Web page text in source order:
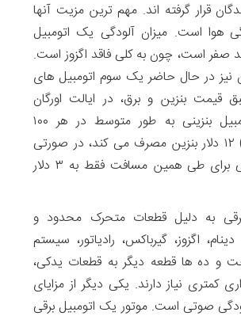
قرار گرفته اند. مهم ترین مزیت آنها
هوا است. میزان آلودگی یک اتومبیل
صفر است، چون به کلی فاقد اگزوز است.
در حال حاضر یک سوم اتومبیل های
قیمت بنزین و برق، در ایالت اورگان
آمریکا، یک اتومبیل بنزینی به طور متوسط در هر ۱۰۰
مایل(۱۶۰کیلومتر) ۱۲ دلار بنزین مصرف می کند، در صورتی
یک اتومبیل برقی برای طی همین مسافت فقط به ۳ دلار
به دلیل قطعات متحرک محدود و
اگزوز، گیرباکس، رادیاتور، سیستم
و ده ها قطعه دیگر به قطعات یدکی،
کمتری نیاز دارند. یکی دیگر از مزایای
صوتی است. موتور یک اتومبیل برقی